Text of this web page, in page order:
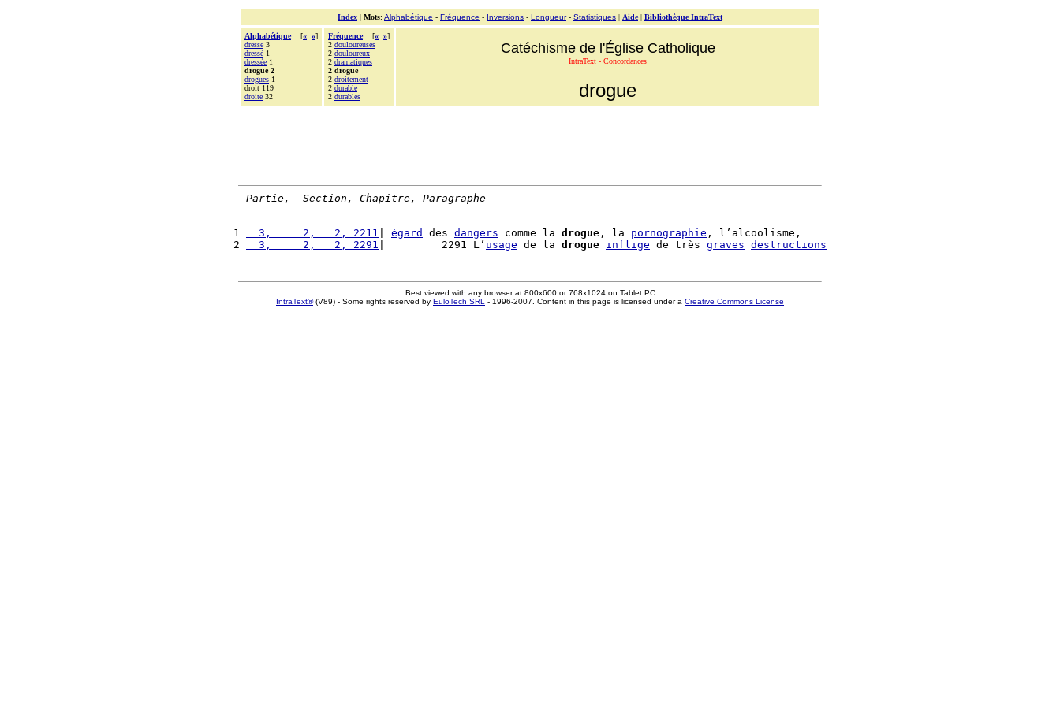
Index | Mots: Alphabétique - Fréquence - Inversions - Longueur- Statistiques | Aide| Bibliothèque IntraText
Alphabétique [« »]
dresse 3
dressé 1
dressée 1
drogue 2
drogues 1
droit 119
droite 32
Fréquence [« »]
2 douloureuses
2 douloureux
2 dramatiques
2 drogue
2 droitement
2 durable
2 durables
Catéchisme de l'Église Catholique
IntraText - Concordances
drogue
Partie,  Section, Chapitre, Paragraphe
1
  3,     2,   2, 2211
égard des dangers comme la drogue , la pornographie , l’alcoolisme,
2
  3,     2,   2, 2291
|         2291 L’ usage de la drogue inflige de très graves destructions
Best viewed with any browser at 800x600 or 768x1024 on Tablet PC
IntraText®(V89) - Some rights reserved by EuloTech SRL - 1996-2007. Content in this page is licensed under a Creative Commons License